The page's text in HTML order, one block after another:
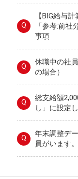
Q
【BIG給与
「参考:前
事項
Q
休職中の社
の場合）
Q
総支給額
し」に設定
Q
年末調整デ
員がいます